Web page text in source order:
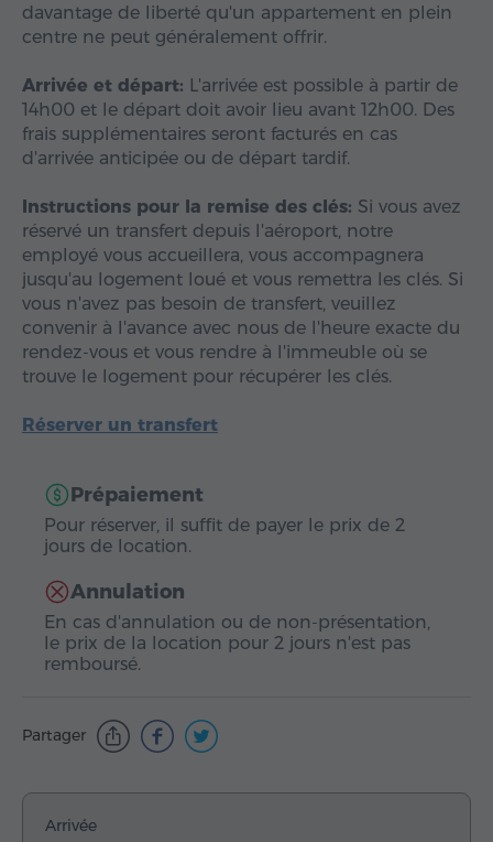
davantage de liberté qu'un appartement en plein
centre ne peut généralement offrir.
Arrivée et départ: L'arrivée est possible à partir de
14h00 et le départ doit avoir lieu avant 12h00. Des
frais supplémentaires seront facturés en cas
d'arrivée anticipée ou de départ tardif.
Instructions pour la remise des clés: Si vous avez
réservé un transfert depuis l'aéroport, notre
employé vous accueillera, vous accompagnera
jusqu'au logement loué et vous remettra les clés. Si
vous n'avez pas besoin de transfert, veuillez
convenir à l'avance avec nous de l'heure exacte du
rendez-vous et vous rendre à l'immeuble où se
trouve le logement pour récupérer les clés.
Réserver un transfert
Prépaiement
Pour réserver, il suffit de payer le prix de 2
jours de location.
Annulation
En cas d'annulation ou de non-présentation,
le prix de la location pour 2 jours n'est pas
remboursé.
Partager
Arrivée